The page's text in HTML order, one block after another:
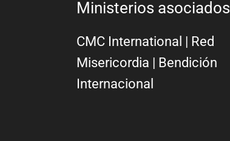
Ministerios asociados
CMC International | Red
Misericordia | Bendición
Internacional